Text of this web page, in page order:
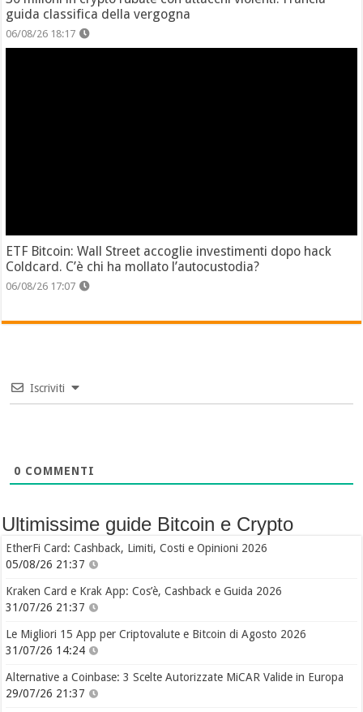
guida classifica della vergogna
06/08/26 18:17
ETF Bitcoin: Wall Street accoglie investimenti dopo hack
Coldcard. C’è chi ha mollato l’autocustodia?
06/08/26 17:07
Iscriviti
0 COMMENTI
Ultimissime guide Bitcoin e Crypto
EtherFi Card: Cashback, Limiti, Costi e Opinioni 2026
05/08/26 21:37
Kraken Card e Krak App: Cos’è, Cashback e Guida 2026
31/07/26 21:37
Le Migliori 15 App per Criptovalute e Bitcoin di Agosto 2026
31/07/26 14:24
Alternative a Coinbase: 3 Scelte Autorizzate MiCAR Valide in Europa
29/07/26 21:37